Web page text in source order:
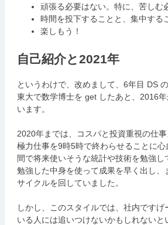
頑張る必要はない。特に、苦しむ
時間を投下することと、集中する
楽しもう！
自己紹介と2021年
というわけで、改めまして、6年目 DS の
東大で数学博士を get したあと、2016
います。
2020年までは、コスパと投資重視の仕事
極力仕事を9時5時で終わらせることに
間で将来使いそうな統計や技術を勉強し
勉強した中身を使って成果を早く出し、
サイクルを回していました。
しかし、このスタイルでは、社内ですげ
いる人には追いつけないかもしれないと